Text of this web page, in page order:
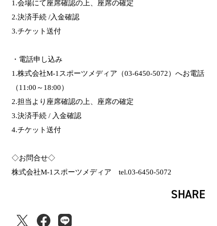
1.会場にて座席確認の上、座席の確定
2.決済手続 /入金確認
3.チケット送付
・電話申し込み
1.株式会社M-1スポーツメディア（03-6450-5072）へお電話
（11:00～18:00）
2.担当より座席確認の上、座席の確定
3.決済手続 / 入金確認
4.チケット送付
◇お問合せ◇
株式会社M-1スポーツメディア tel.03-6450-5072
SHARE